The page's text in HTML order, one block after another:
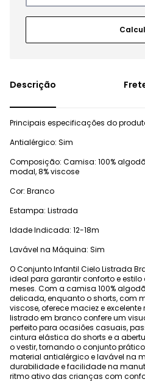
Principais especificações do
Antialérgico: Sim
Composição: Camisa: 100%
modal, 8% viscose
Cor: Branco
Estampa: Listrada
Idade Indicada: 12-18m
Lavável na Máquina: Sim
O Conjunto Infantil Cielo Listrada
ideal para garantir conforto e estilo
meses. Com a camisa 100%
delicada, enquanto o shorts, com
viscose, oferece maciez e
listrado em branco confere um
perfeito para ocasiões casuais,
cintura elástica do shorts e a
o vestir, tornando o conjunto
material antialérgico e lavável na
durabilidade e facilidade na
ritmo ativo das crianças com